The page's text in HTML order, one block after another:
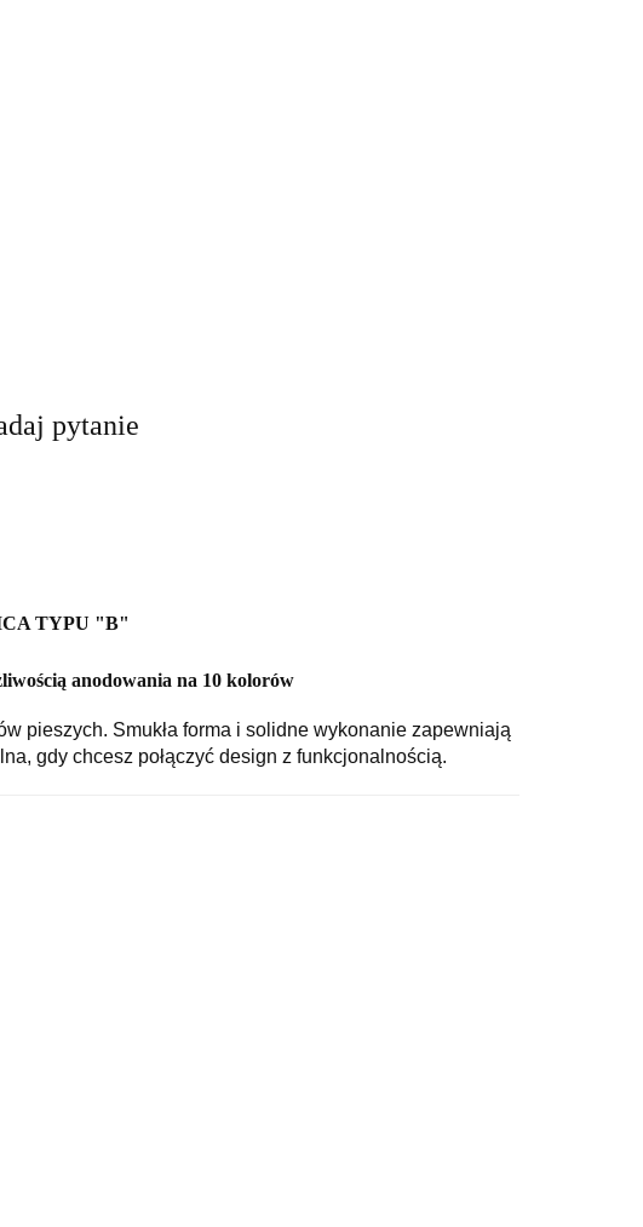
pytanie
TYPU "B"
anodowania na 10 kolorów
pieszych. Smukła forma i solidne wykonanie zapewniają
gdy chcesz połączyć design z funkcjonalnością.